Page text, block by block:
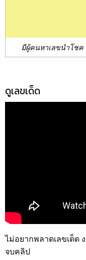
มีผู้คนหาเลขนำโชค
ดูเลขเด็ด
ไม่อยากพลาดเลขเด็ด
จบคลิป